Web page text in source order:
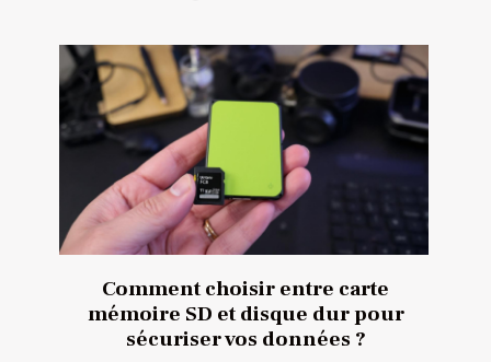
Comment choisir entre carte
mémoire SD et disque dur pour
sécuriser vos données ?